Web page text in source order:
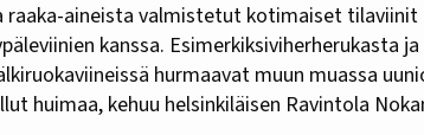
kanssa. Esimerkiksiviherherukasta
hurmaavat muun muassa
huimaa, kehuu helsinkiläisen Ravintola